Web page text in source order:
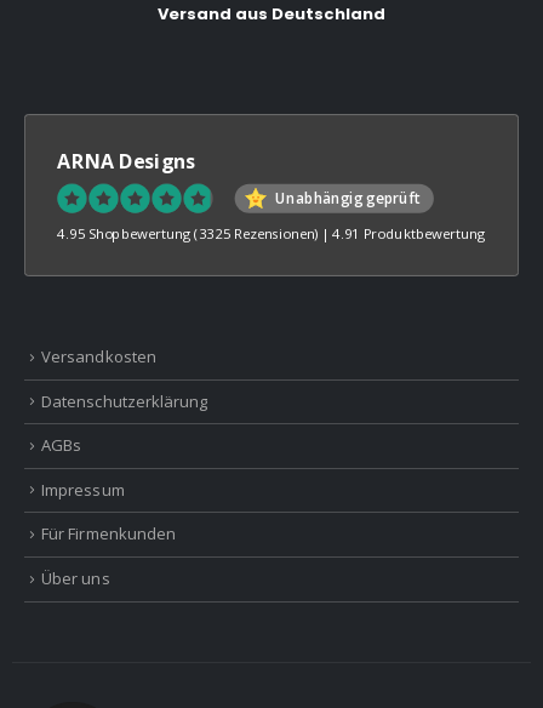
Versand aus Deutschland
ARNA Designs
Unabhängig geprüft
4.95 Shopbewertung (3325 Rezensionen) |4.91 Produktbewertung
Versandkosten
Datenschutzerklärung
AGBs
Impressum
Für Firmenkunden
Über uns